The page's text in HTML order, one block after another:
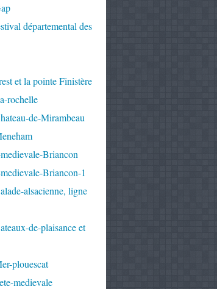
départemental des
et la pointe Finistère
rochelle
de-Mirambeau
Briancon
Briancon-1
alsacienne, ligne
de-plaisance et
plouescat
medievale